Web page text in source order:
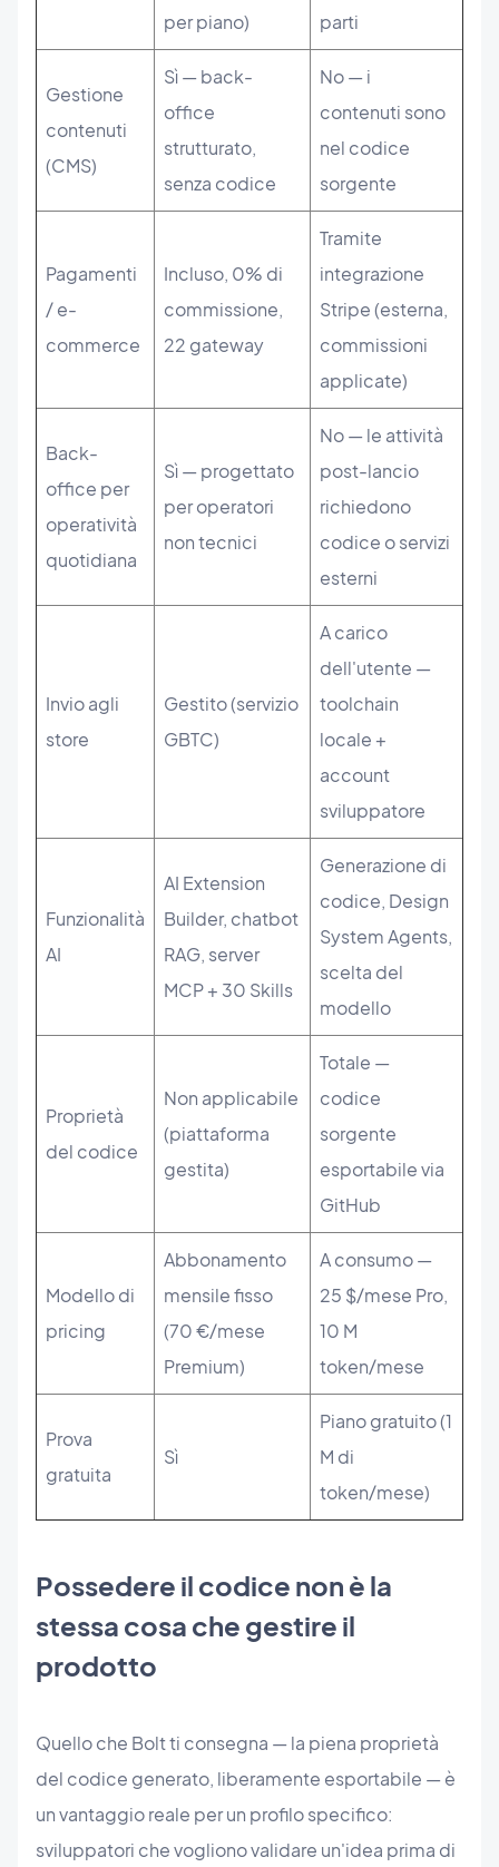
per piano)
parti
Gestione
contenuti
(CMS)
Sì — back-
office
strutturato,
senza codice
No — i
contenuti sono
nel codice
sorgente
Pagamenti
/ e-
commerce
Incluso, 0% di
commissione,
22 gateway
Tramite
integrazione
Stripe (esterna,
commissioni
applicate)
Back-
office per
operatività
quotidiana
Sì — progettato
per operatori
non tecnici
No — le attività
post-lancio
richiedono
codice o servizi
esterni
Invio agli
store
Gestito (servizio
GBTC)
A carico
dell'utente —
toolchain
locale +
account
sviluppatore
Funzionalità
AI
AI Extension
Builder, chatbot
RAG, server
MCP + 30 Skills
Generazione di
codice, Design
System Agents,
scelta del
modello
Proprietà
del codice
Non applicabile
(piattaforma
gestita)
Totale —
codice
sorgente
esportabile via
GitHub
Modello di
pricing
Abbonamento
mensile fisso
(70 €/mese
Premium)
A consumo —
25 $/mese Pro,
10 M
token/mese
Prova
gratuita
Sì
Piano gratuito (1
M di
token/mese)
Possedere il codice non è la
stessa cosa che gestire il
prodotto
Quello che Bolt ti consegna — la piena proprietà
del codice generato, liberamente esportabile — è
un vantaggio reale per un profilo specifico:
sviluppatori che vogliono validare un'idea prima di